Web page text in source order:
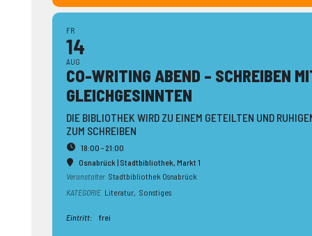
FR
14
AUG
CO-WRITING ABEND – SCHREIBEN
GLEICH­GESINNTEN
DIE BIBLIOTHEK WIRD ZU EINEM GETEILTEN UND
ZUM SCHREIBEN
18:00 - 21:00
Osnabrück | Stadtbibliothek, Markt 1
Veranstalter Stadtbibliothek Osnabrück
KATEGORIE Literatur, Sonstiges
Eintritt: frei